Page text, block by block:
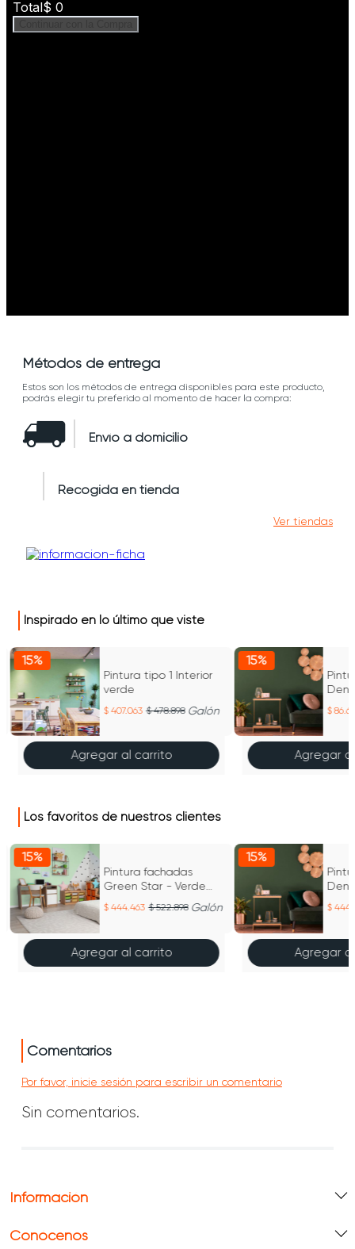
Métodos de entrega
Estos son los métodos de entrega disponibles para este producto,
podrás elegir tu preferido al momento de hacer la compra:
Envío a domicilio
Recogida en tienda
Ver tiendas
Inspirado en lo último que viste
15%
Pintura tipo 1 Interior
verde
407.063 478.898 Galón
Agregar al carrito
15%
Agregar
Los favoritos de nuestros clientes
15%
Pintura fachadas
Green Star - Verde
tenue
444.463 522.898 Galón
Agregar al carrito
15%
Agregar
Comentarios
Por favor, inicie sesión para escribir un comentario
Sin comentarios.
Información
Conócenos